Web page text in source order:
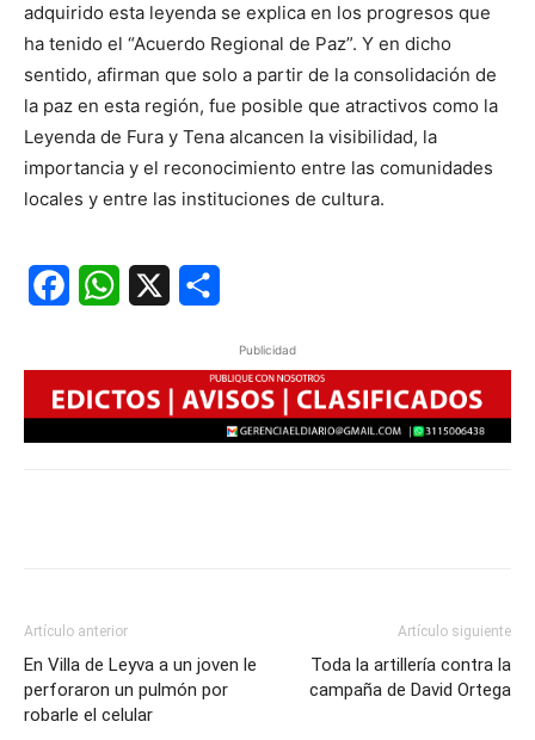
adquirido esta leyenda se explica en los progresos que
ha tenido el “Acuerdo Regional de Paz”. Y en dicho
sentido, afirman que solo a partir de la consolidación de
la paz en esta región, fue posible que atractivos como la
Leyenda de Fura y Tena alcancen la visibilidad, la
importancia y el reconocimiento entre las comunidades
locales y entre las instituciones de cultura.
FacebookWhatsApp
Publicidad
Artículo anterior
En Villa de Leyva a un joven le
perforaron un pulmón por
robarle el celular
Artículo siguiente
Toda la artillería contra la
campaña de David Ortega